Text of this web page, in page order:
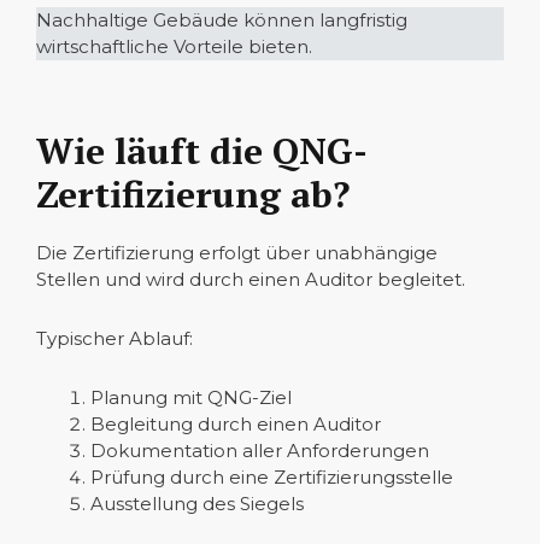
Nachhaltige Gebäude können langfristig
wirtschaftliche Vorteile bieten.
Wie läuft die QNG-
Zertifizierung ab?
Die Zertifizierung erfolgt über unabhängige
Stellen und wird durch einen Auditor begleitet.
Typischer Ablauf:
Planung mit QNG-Ziel
Begleitung durch einen Auditor
Dokumentation aller Anforderungen
Prüfung durch eine Zertifizierungsstelle
Ausstellung des Siegels